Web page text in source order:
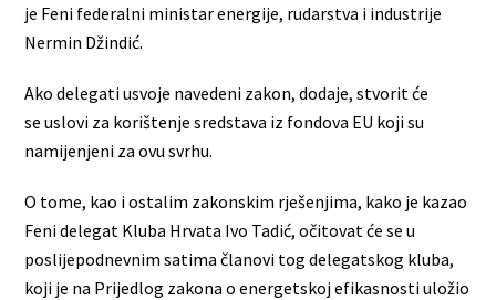
je Feni federalni ministar energije, rudarstva i industrije
Nermin Džindić.
Ako delegati usvoje navedeni zakon, dodaje, stvorit će
se uslovi za korištenje sredstava iz fondova EU koji su
namijenjeni za ovu svrhu.
O tome, kao i ostalim zakonskim rješenjima, kako je kazao
Feni delegat Kluba Hrvata Ivo Tadić, očitovat će se u
poslijepodnevnim satima članovi tog delegatskog kluba,
koji je na Prijedlog zakona o energetskoj efikasnosti uložio